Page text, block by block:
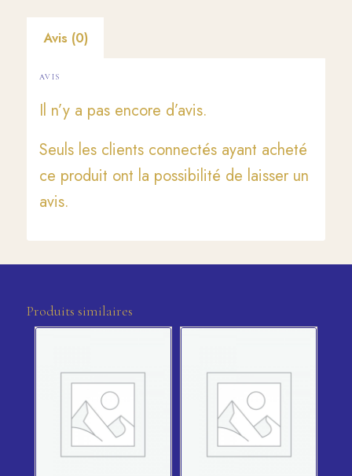
Avis (0)
AVIS
Il n’y a pas encore d’avis.
Seuls les clients connectés ayant acheté
ce produit ont la possibilité de laisser un
avis.
Produits similaires